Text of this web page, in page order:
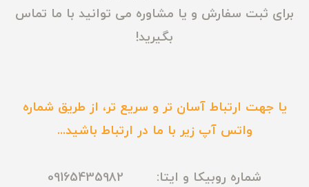
برای ثبت سفارش و یا مشاوره می توانید با ما تماس
بگیرید!
یا جهت ارتباط آسان تر و سریع تر، از طریق شماره
واتس آپ زیر با ما در ارتباط باشید...
شماره روبیکا و ایتا: 09165435982